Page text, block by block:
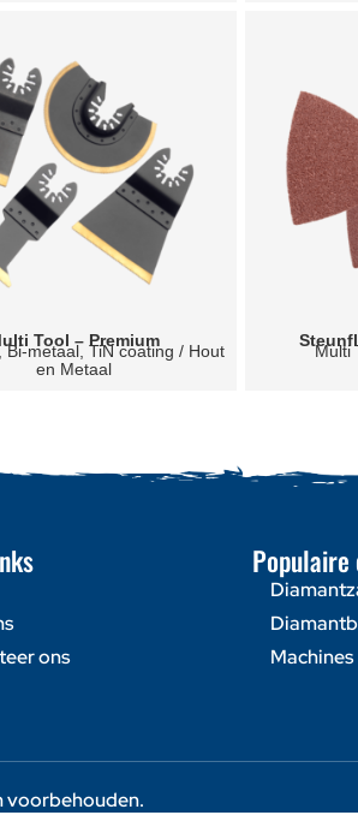
Tool – Premium
Bi-metaal, TiN coating / Hout
en Metaal
Multi
ons
Populaire
Machines
voorbehouden.